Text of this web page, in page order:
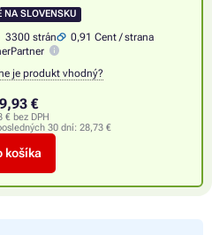
NA SLOVENSKU
3300 strán
0,91 Cent / strana
je produkt vhodný?
€
€ bez DPH
30 dní: 28,73 €
košíka